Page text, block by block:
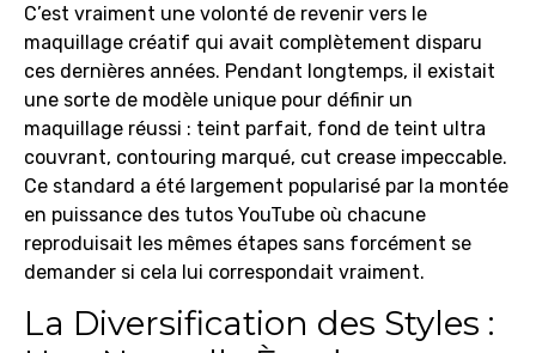
C’est vraiment une volonté de revenir vers le
maquillage créatif qui avait complètement disparu
ces dernières années. Pendant longtemps, il existait
une sorte de modèle unique pour définir un
maquillage réussi : teint parfait, fond de teint ultra
couvrant, contouring marqué, cut crease impeccable.
Ce standard a été largement popularisé par la montée
en puissance des tutos YouTube où chacune
reproduisait les mêmes étapes sans forcément se
demander si cela lui correspondait vraiment.
La Diversification des Styles :